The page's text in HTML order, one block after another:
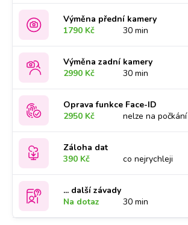
Výměna přední kamery
1790 Kč
30 min
Výměna zadní kamery
2990 Kč
30 min
Oprava funkce Face-ID
2950 Kč
nelze na počkání
Záloha dat
390 Kč
co nejrychleji
... další závady
Na dotaz
30 min